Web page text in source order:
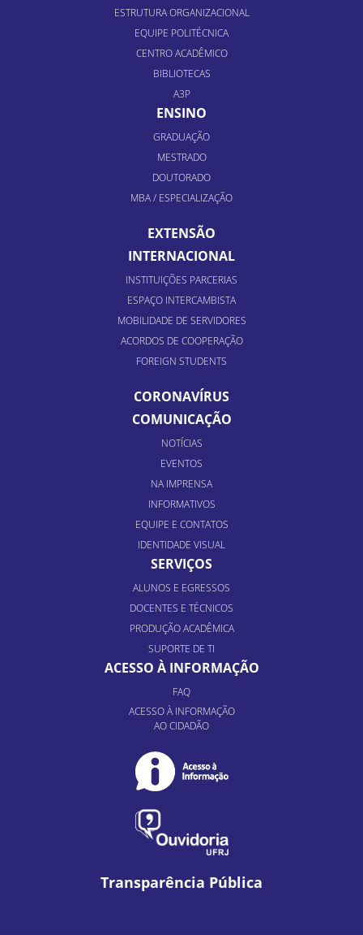
ESTRUTURA ORGANIZACIONAL
EQUIPE POLITÉCNICA
CENTRO ACADÊMICO
BIBLIOTECAS
A3P
ENSINO
GRADUAÇÃO
MESTRADO
DOUTORADO
MBA / ESPECIALIZAÇÃO
EXTENSÃO
INTERNACIONAL
INSTITUIÇÕES PARCERIAS
ESPAÇO INTERCAMBISTA
MOBILIDADE DE SERVIDORES
ACORDOS DE COOPERAÇÃO
FOREIGN STUDENTS
CORONAVÍRUS
COMUNICAÇÃO
NOTÍCIAS
EVENTOS
NA IMPRENSA
INFORMATIVOS
EQUIPE E CONTATOS
IDENTIDADE VISUAL
SERVIÇOS
ALUNOS E EGRESSOS
DOCENTES E TÉCNICOS
PRODUÇÃO ACADÊMICA
SUPORTE DE TI
ACESSO À INFORMAÇÃO
FAQ
ACESSO À INFORMAÇÃO
AO CIDADÃO
Transparência Pública